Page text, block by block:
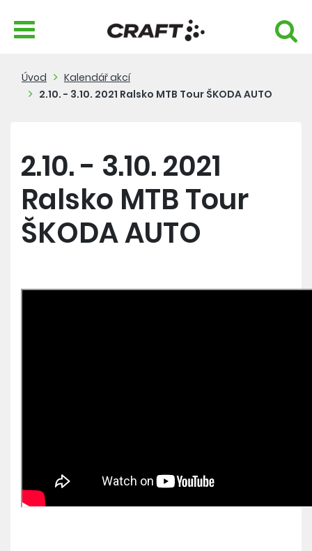
Úvod
Kalendář akcí
2.10. - 3.10. 2021 Ralsko MTB Tour ŠKODA AUTO
2.10. - 3.10. 2021
Ralsko MTB Tour
ŠKODA AUTO